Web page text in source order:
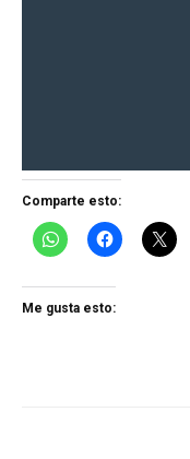
Comparte esto:
Me gusta esto: